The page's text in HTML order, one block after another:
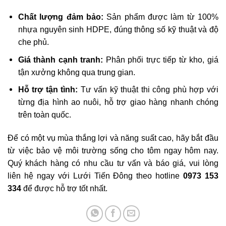
Chất lượng đảm bảo: Sản phẩm được làm từ 100%
nhựa nguyên sinh HDPE, đúng thông số kỹ thuật và độ
che phủ.
Giá thành cạnh tranh: Phân phối trực tiếp từ kho, giá
tận xưởng không qua trung gian.
Hỗ trợ tận tình: Tư vấn kỹ thuật thi công phù hợp với
từng địa hình ao nuôi, hỗ trợ giao hàng nhanh chóng
trên toàn quốc.
Để có một vụ mùa thắng lợi và năng suất cao, hãy bắt đầu
từ việc bảo vệ môi trường sống cho tôm ngay hôm nay.
Quý khách hàng có nhu cầu tư vấn và báo giá, vui lòng
liên hệ ngay với Lưới Tiến Đông theo hotline0973 153
334 để được hỗ trợ tốt nhất.